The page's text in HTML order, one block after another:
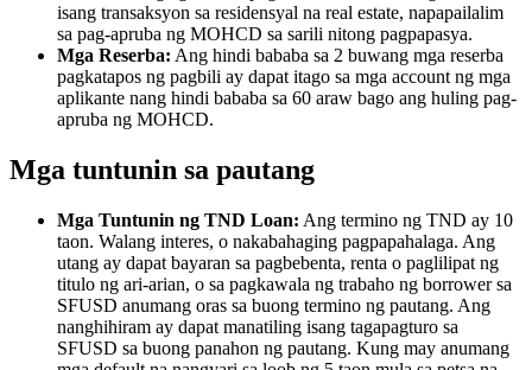
isang transaksyon sa residensyal na real estate, napapailalim
sa pag-apruba ng MOHCD sa sarili nitong pagpapasya.
Mga Reserba: Ang hindi bababa sa 2 buwang mga reserba
pagkatapos ng pagbili ay dapat itago sa mga account ng mga
aplikante nang hindi bababa sa 60 araw bago ang huling pag-
apruba ng MOHCD.
Mga tuntunin sa pautang
Mga Tuntunin ng TND Loan: Ang termino ng TND ay 10
taon. Walang interes, o nakabahaging pagpapahalaga. Ang
utang ay dapat bayaran sa pagbebenta, renta o paglilipat ng
titulo ng ari-arian, o sa pagkawala ng trabaho ng borrower sa
SFUSD anumang oras sa buong termino ng pautang. Ang
nanghihiram ay dapat manatiling isang tagapagturo sa
SFUSD sa buong panahon ng pautang. Kung may anumang